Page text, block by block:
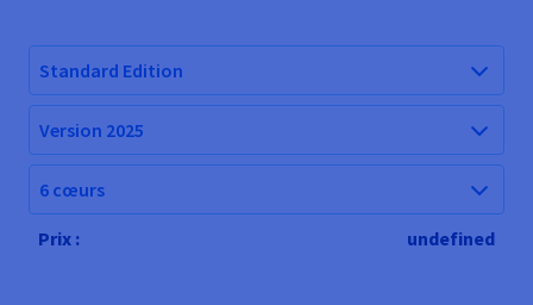
Standard Edition
Version 2025
6 cœurs
Prix : undefined